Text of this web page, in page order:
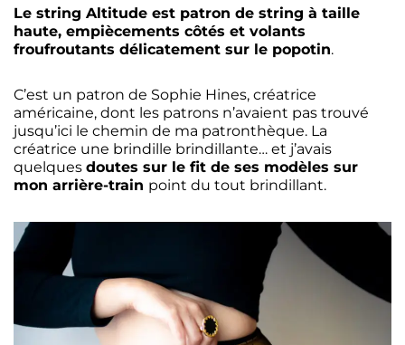
Le string Altitude est patron de string à taille
haute, empiècements côtés et volants
froufroutants délicatement sur le popotin.
C’est un patron de Sophie Hines, créatrice
américaine, dont les patrons n’avaient pas trouvé
jusqu’ici le chemin de ma patronthèque. La
créatrice une brindille brindillante… et j’avais
quelques doutes sur le fit de ses modèles sur
mon arrière-train point du tout brindillant.